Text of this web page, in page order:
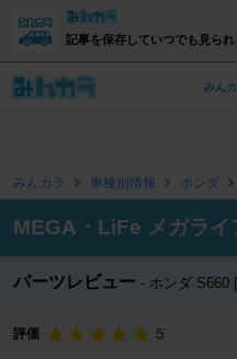
記事を保存していつでも見られ
みん
みんカラ 車種別情報 ホンダ
MEGA・LiFe メガライ
パーツレビュー ホンダ S660
評価 5